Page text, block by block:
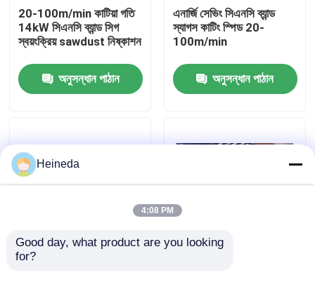
কারখানা ভ্রমণ
মান নিয়ন্ত্রণ
যোগাযোগ করুন
খবর
উদ্ধৃতির জন্য আবেদন
20-100m/min কাটিয়া গতি
14kW সিএনসি ব্যান্ড সিগ
স্বয়ংক্রিয় sawdust নিষ্কাশন
অনুসন্ধান পাঠান
এনার্জি সেভিং সিএনসি ব্যান্ড
স্যাগস কাটিং স্পিড 20-
100m/min
অনুসন্ধান পাঠান
ভারী দায়িত্ব 3.75kw 15kw
Heineda
4:08 PM
Good day, what product are you looking
for?